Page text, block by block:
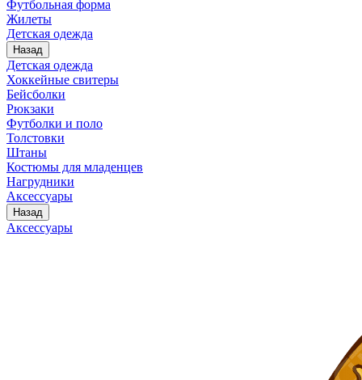
Футбольная форма
Жилеты
Детская одежда
Назад
Детская одежда
Хоккейные свитеры
Бейсболки
Рюкзаки
Футболки и поло
Толстовки
Штаны
Костюмы для младенцев
Нагрудники
Аксессуары
Назад
Аксессуары